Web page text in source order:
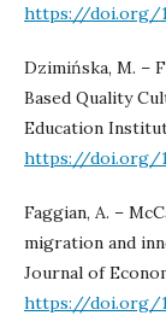
https://doi.org/
Dzimińska, M. –
Based Quality
Education
https://doi.org/
Faggian, A. –
migration and
Journal of
https://doi.org/